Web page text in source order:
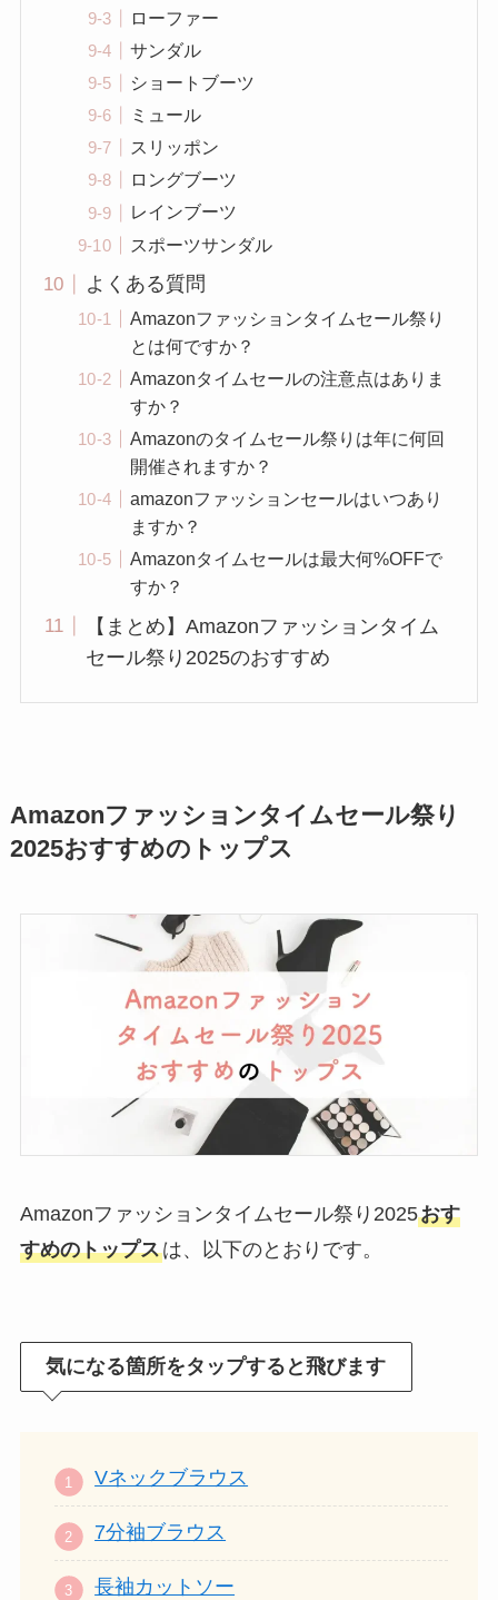
ローファー
サンダル
ショートブーツ
ミュール
スリッポン
ロングブーツ
レインブーツ
スポーツサンダル
よくある質問
Amazonファッションタイムセール祭り
とは何ですか？
Amazonタイムセールの注意点はありま
すか？
Amazonのタイムセール祭りは年に何回
開催されますか？
amazonファッションセールはいつあり
ますか？
Amazonタイムセールは最大何%OFFで
すか？
【まとめ】Amazonファッションタイム
セール祭り2025のおすすめ
Amazonファッションタイムセール祭り
2025おすすめのトップス
Amazonファッションタイムセール祭り2025おす
すめのトップスは、以下のとおりです。
気になる箇所をタップすると飛びます
Vネックブラウス
7分袖ブラウス
長袖カットソー